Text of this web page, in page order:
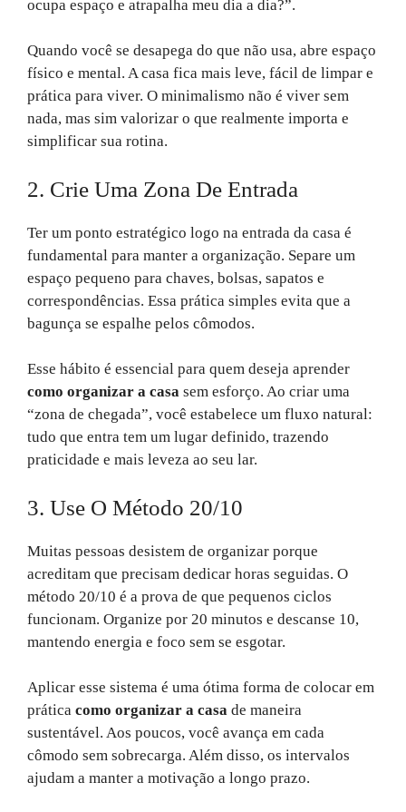
ocupa espaço e atrapalha meu dia a dia?”.
Quando você se desapega do que não usa, abre espaço
físico e mental. A casa fica mais leve, fácil de limpar e
prática para viver. O minimalismo não é viver sem
nada, mas sim valorizar o que realmente importa e
simplificar sua rotina.
2. Crie Uma Zona De Entrada
Ter um ponto estratégico logo na entrada da casa é
fundamental para manter a organização. Separe um
espaço pequeno para chaves, bolsas, sapatos e
correspondências. Essa prática simples evita que a
bagunça se espalhe pelos cômodos.
Esse hábito é essencial para quem deseja aprender
como organizar a casa sem esforço. Ao criar uma
“zona de chegada”, você estabelece um fluxo natural:
tudo que entra tem um lugar definido, trazendo
praticidade e mais leveza ao seu lar.
3. Use O Método 20/10
Muitas pessoas desistem de organizar porque
acreditam que precisam dedicar horas seguidas. O
método 20/10 é a prova de que pequenos ciclos
funcionam. Organize por 20 minutos e descanse 10,
mantendo energia e foco sem se esgotar.
Aplicar esse sistema é uma ótima forma de colocar em
prática como organizar a casa de maneira
sustentável. Aos poucos, você avança em cada
cômodo sem sobrecarga. Além disso, os intervalos
ajudam a manter a motivação a longo prazo.